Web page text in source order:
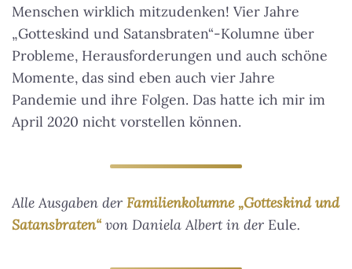
Menschen wirklich mitzudenken! Vier Jahre
„Gotteskind und Satansbraten“-Kolumne über
Probleme, Herausforderungen und auch schöne
Momente, das sind eben auch vier Jahre
Pandemie und ihre Folgen. Das hatte ich mir im
April 2020 nicht vorstellen können.
Alle Ausgaben der Familienkolumne „Gotteskind und
Satansbraten“ von Daniela Albert in der Eule.